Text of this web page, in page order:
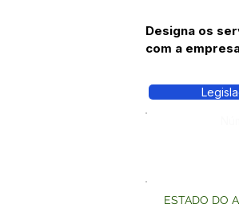
Designa os
com a empresa
ESTADO DO